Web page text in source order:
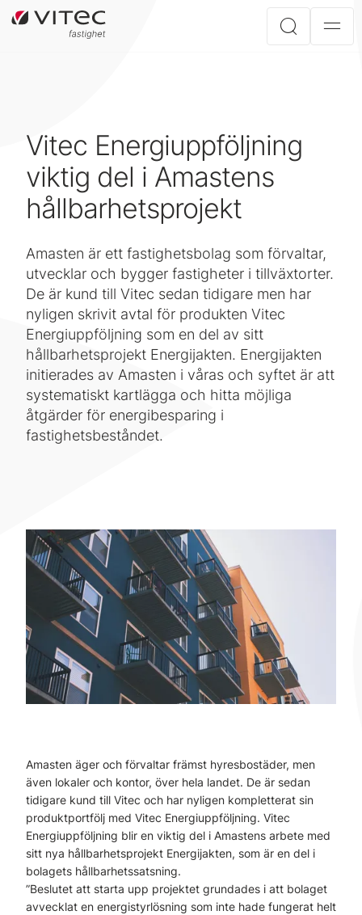
Vitec Energiuppföljning
viktig del i Amastens
hållbarhetsprojekt
Amasten är ett fastighetsbolag som förvaltar,
utvecklar och bygger fastigheter i tillväxtorter.
De är kund till Vitec sedan tidigare men har
nyligen skrivit avtal för produkten Vitec
Energiuppföljning som en del av sitt
hållbarhetsprojekt Energijakten. Energijakten
initierades av Amasten i våras och syftet är att
systematiskt kartlägga och hitta möjliga
åtgärder för energibesparing i
fastighetsbeståndet.
Amasten äger och förvaltar främst hyresbostäder, men
även lokaler och kontor, över hela landet. De är sedan
tidigare kund till Vitec och har nyligen kompletterat sin
produktportfölj med Vitec Energiuppföljning. Vitec
Energiuppföljning blir en viktig del i Amastens arbete med
sitt nya hållbarhetsprojekt Energijakten, som är en del i
bolagets hållbarhetssatsning.
”Beslutet att starta upp projektet grundades i att bolaget
avvecklat en energistyrlösning som inte hade fungerat helt